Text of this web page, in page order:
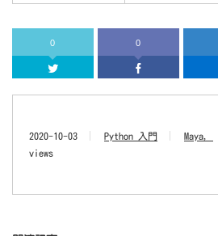
0
Twitter
0
2020-10-03 Python 入門 Maya
views